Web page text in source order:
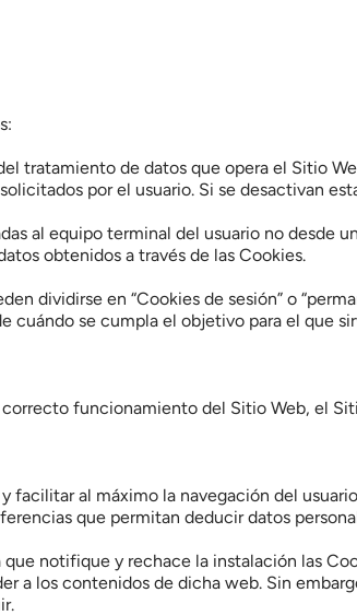
tratamiento de datos que opera el Sitio
por el usuario. Si se desactivan
al equipo terminal del usuario no desde
obtenidos a través de las Cookies.
dividirse en “Cookies de sesión” o
cuándo se cumpla el objetivo para el que
funcionamiento del Sitio Web, el
facilitar al máximo la navegación del
que permitan deducir datos
que notifique y rechace la instalación las
a los contenidos de dicha web. Sin